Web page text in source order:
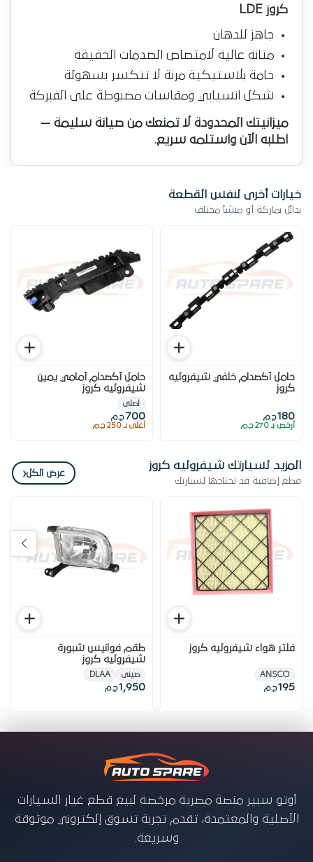
كروز LDE
جاهز للدهان
متانة عالية لامتصاص الصدمات الخفيفة
خامة بلاستيكية مرنة لا تتكسر بسهولة
شكل انسيابي ومقاسات مضبوطة على الفبركة
ميزانيتك المحدودة لا تمنعك من صيانة سليمة —
اطلبه الآن واستلمه سريع.
خيارات أخرى لنفس القطعة
بدائل بماركة أو منشأ مختلف
حامل أكصدام خلفي شيفروليه
كروز
180ج.م
أرخص بـ 270 ج.م
حامل أكصدام أمامي يمين
شيفروليه كروز
اصلى
700 ج.م
أغلى بـ 250 ج.م
المزيد لسيارتك شيفروليه كروز
قطع إضافية قد تحتاجها لسيارتك
عرض الكل‹
فلتر هواء شيفروليه كروز
ANSCO
195ج.م
طقم فوانيس شبورة
شيفروليه كروز
صينى DLAA
1,950ج.م
أوتو سبير منصة مصرية مرخصة لبيع قطع غيار السيارات
الأصلية والمعتمدة، تقدم تجربة تسوق إلكتروني موثوقة
وسريعة.